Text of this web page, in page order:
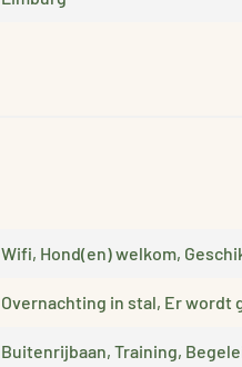
Wifi, Hond(en) welkom,
Overnachting in stal, Er wordt
Buitenrijbaan, Training,